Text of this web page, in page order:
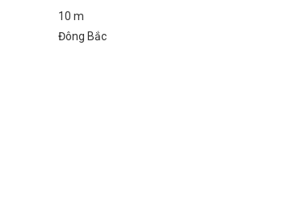
10 m
Đông Bắc